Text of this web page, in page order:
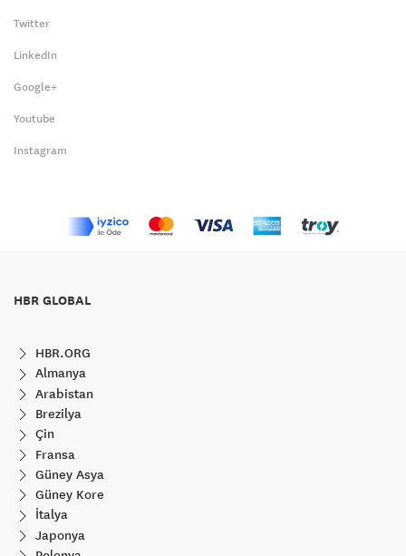
Twitter
LinkedIn
Google+
Youtube
Instagram
HBR GLOBAL
HBR.ORG
Almanya
Arabistan
Brezilya
Çin
Fransa
Güney Asya
Güney Kore
İtalya
Japonya